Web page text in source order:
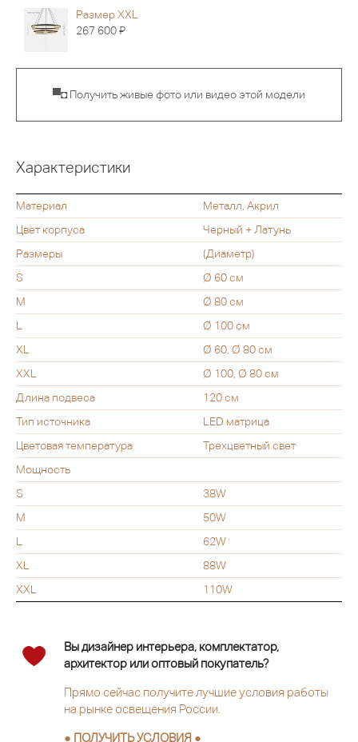
Размер XXL
267 600Я
▀◘ Получить живые фото или видео этой модели
Характеристики
Материал
Металл, Акрил
Цвет корпуса
Черный + Латунь
Размеры
(Диаметр)
S
Ø 60 см
M
Ø 80 см
L
Ø 100 см
XL
Ø 60, Ø 80 см
XXL
Ø 100, Ø 80 см
Длина подвеса
120 см
Тип источника
LED матрица
Цветовая температура
Трехцветный свет
Мощность
S
38W
M
50W
L
62W
XL
88W
XXL
110W
Вы дизайнер интерьера, комплектатор,
архитектор или оптовый покупатель?
Прямо сейчас получите лучшие условия работы
на рынке освещения России.
● ПОЛУЧИТЬ УСЛОВИЯ ●